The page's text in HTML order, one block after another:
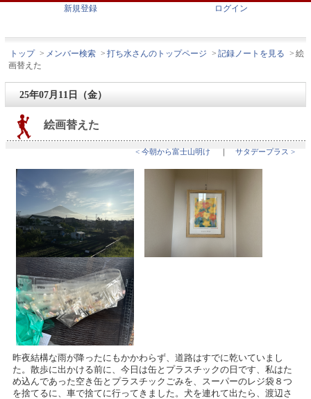
新規登録 ログイン
トップ > メンバー検索 > 打ち水さんのトップページ > 記録ノートを見る > 絵
画替えた
25年07月11日（金）
絵画替えた
< 今朝から富士山明け ｜ サタデープラス >
昨夜結構な雨が降ったにもかかわらず、道路はすでに乾いていまし
た。散歩に出かける前に、今日は缶とプラスチックの日です、私はた
め込んであった空き缶とプラスチックごみを、スーパーのレジ袋８つ
を捨てるに、車で捨てに行ってきました。犬を連れて出たら、渡辺さ